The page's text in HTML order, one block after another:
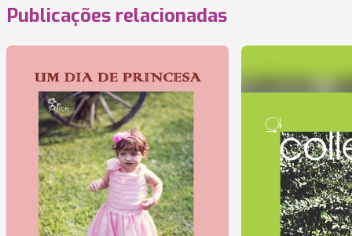
Publicações relacionadas